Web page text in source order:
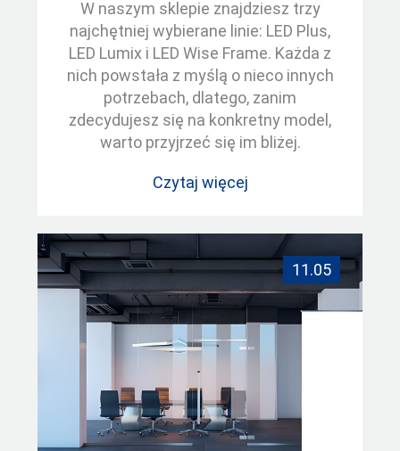
W naszym sklepie znajdziesz trzy
najchętniej wybierane linie: LED Plus,
LED Lumix i LED Wise Frame. Każda z
nich powstała z myślą o nieco innych
potrzebach, dlatego, zanim
zdecydujesz się na konkretny model,
warto przyjrzeć się im bliżej.
Czytaj więcej
11.05